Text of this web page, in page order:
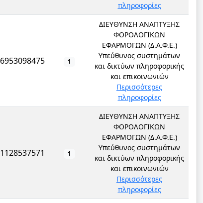
πληροφορίες
6953098475 1
ΔΙΕΥΘΥΝΣΗ ΑΝΑΠΤΥΞΗΣ
ΦΟΡΟΛΟΓΙΚΩΝ
ΕΦΑΡΜΟΓΩΝ (Δ.Α.Φ.Ε.)
Υπεύθυνος συστημάτων
και δικτύων πληροφορικής
και επικοινωνιών
Περισσότερες
πληροφορίες
1128537571 1
ΔΙΕΥΘΥΝΣΗ ΑΝΑΠΤΥΞΗΣ
ΦΟΡΟΛΟΓΙΚΩΝ
ΕΦΑΡΜΟΓΩΝ (Δ.Α.Φ.Ε.)
Υπεύθυνος συστημάτων
και δικτύων πληροφορικής
και επικοινωνιών
Περισσότερες
πληροφορίες